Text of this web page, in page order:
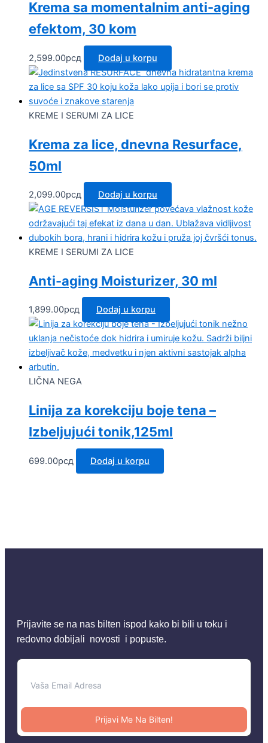
Krema sa momentalnim anti-aging
efektom, 30 kom
2,599.00рсд Dodaj u korpu
KREME I SERUMI ZA LICE
Krema za lice, dnevna Resurface,
50ml
2,099.00рсд Dodaj u korpu
KREME I SERUMI ZA LICE
Anti-aging Moisturizer, 30 ml
1,899.00рсд Dodaj u korpu
LIČNA NEGA
Linija za korekciju boje tena –
Izbeljujući tonik,125ml
699.00рсд Dodaj u korpu
Prijavite se na nas bilten ispod kako bi bili u toku i
redovno dobijali novosti i popuste.
Prijavi Me Na Bilten!